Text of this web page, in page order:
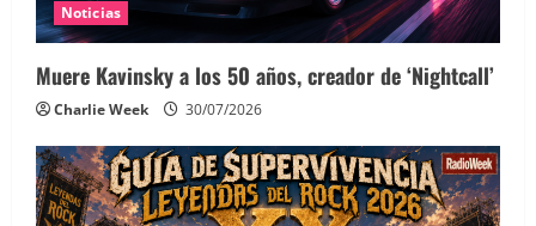
Noticias
Muere Kavinsky a los 50 años, creador de ‘Nightcall’
Charlie Week 30/07/2026